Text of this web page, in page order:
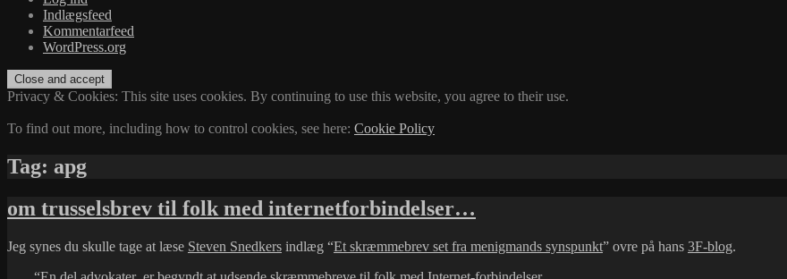
Indlægsfeed
Kommentarfeed
WordPress.org
Privacy & Cookies: This site uses cookies. By continuing to use this website, you agree to their use.
To find out more, including how to control cookies, see here: Cookie Policy
Tag: apg
om trusselsbrev til folk med internetforbindelser…
Jeg synes du skulle tage at læse Steven Snedkers indlæg “Et skræmmebrev set fra menigmands synspunkt” ovre på hans 3F-blog.